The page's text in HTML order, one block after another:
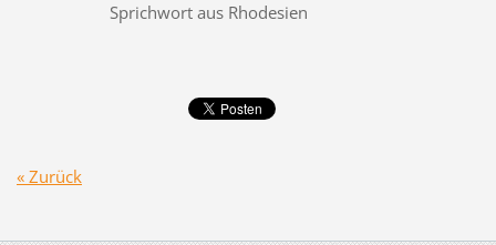
Sprichwort aus Rhodesien
« Zurück